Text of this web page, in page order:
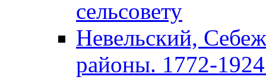
сельсовету
Невельский,
районы. 1772-1924